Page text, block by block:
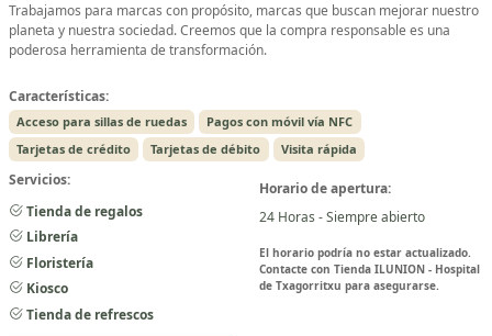
Trabajamos para marcas con propósito, marcas que buscan mejorar nuestro
planeta y nuestra sociedad. Creemos que la compra responsable es una
poderosa herramienta de transformación.
Características:
Acceso para sillas de ruedas
Pagos con móvil vía NFC
Tarjetas de crédito
Tarjetas de débito Visita rápida
Servicios:
Tienda de regalos
Librería
Floristería
Kiosco
Tienda de refrescos
Horario de apertura:
24 Horas - Siempre abierto
El horario podría no estar actualizado.
Contacte con Tienda ILUNION - Hospital
de Txagorritxu para asegurarse.